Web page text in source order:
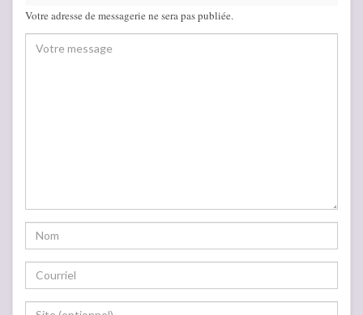
Votre adresse de messagerie ne sera pas publiée.